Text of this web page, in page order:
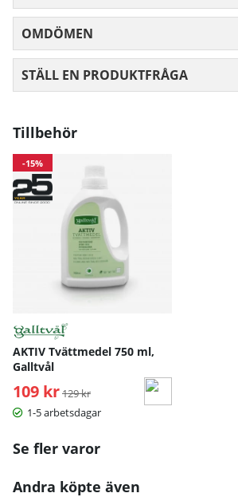
OMDÖMEN
STÄLL EN PRODUKTFRÅGA
Tillbehör
-15%
AKTIV Tvättmedel 750 ml,
Galltvål
109 kr Ordinarie pris:
129 kr
1-5 arbetsdagar
Se fler varor
Andra köpte även